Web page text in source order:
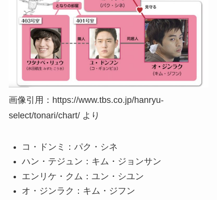
画像引用：https://www.tbs.co.jp/hanryu-
select/tonari/chart/ より
コ・ドンミ：パク・シネ
ハン・テジュン：キム・ジョンサン
エンリケ・クム：ユン・シユン
オ・ジンラク：キム・ジフン